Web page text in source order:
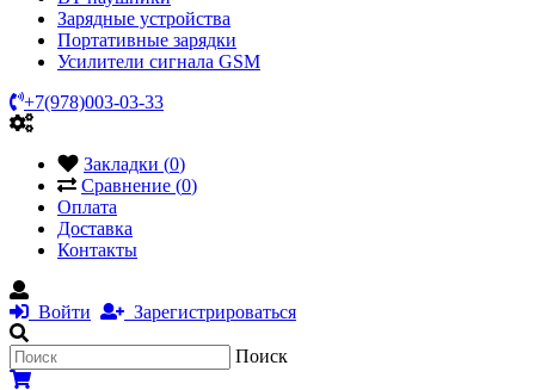
Зарядные устройства
Портативные зарядки
Усилители сигнала GSM
+7(978)003-03-33
Закладки (0)
Сравнение (0)
Оплата
Доставка
Контакты
Войти Зарегистрироваться
Поиск